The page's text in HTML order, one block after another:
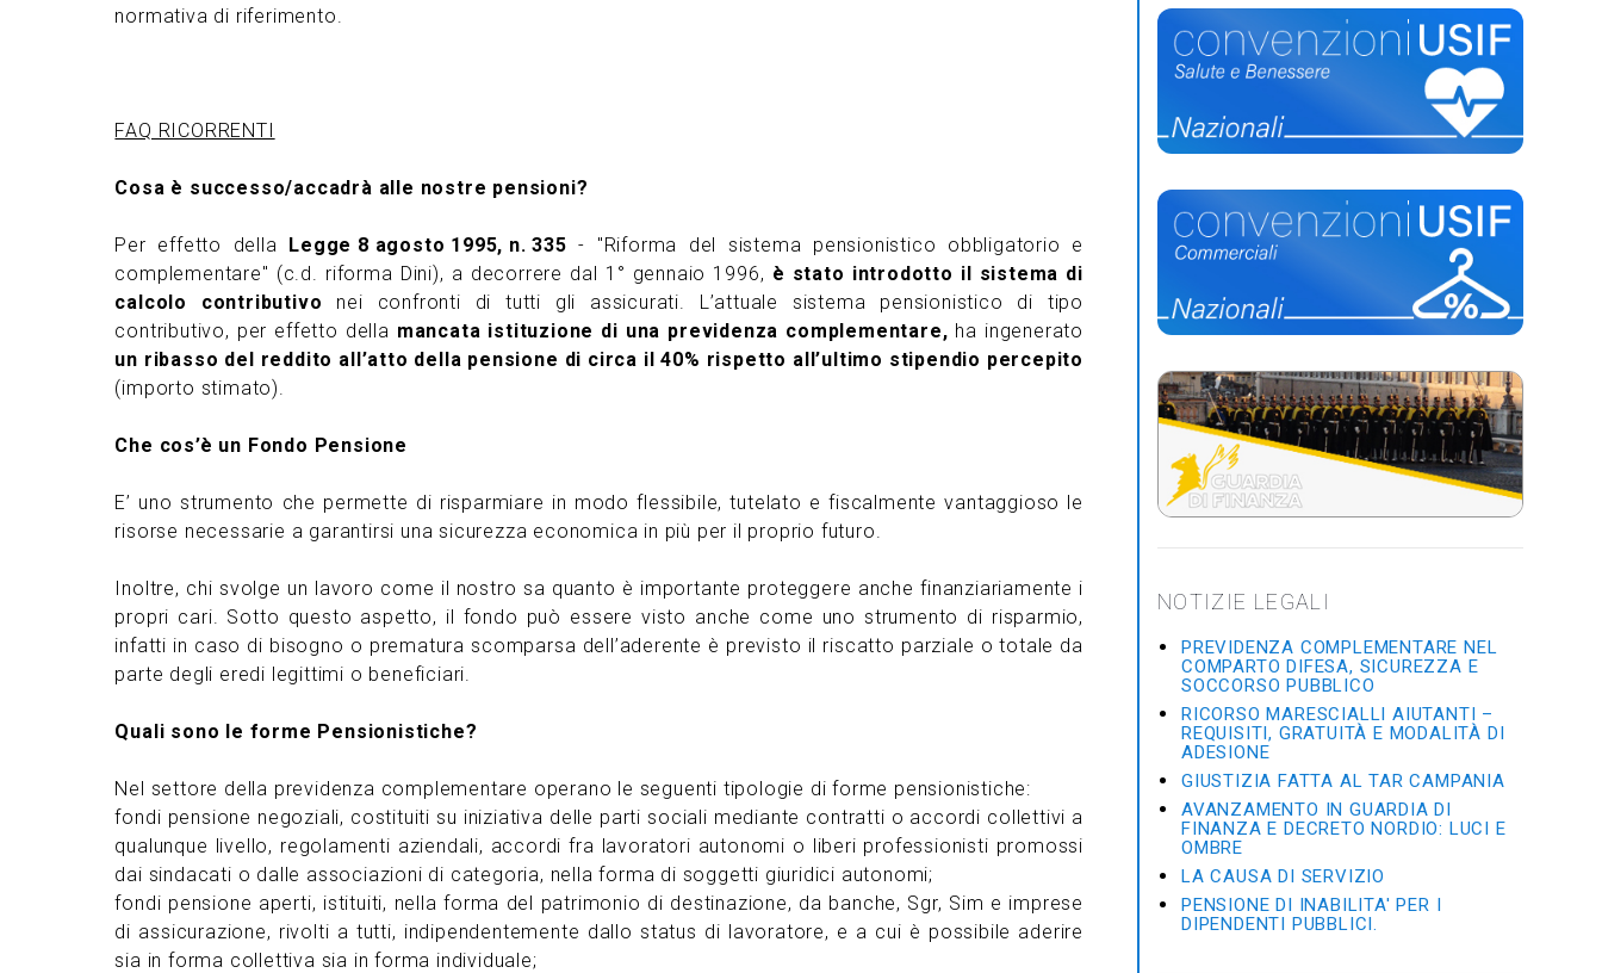
normativa di riferimento.
FAQ RICORRENTI
Cosa è successo/accadrà alle nostre pensioni?
Per effetto della Legge 8 agosto 1995, n. 335 - "Riforma del sistema pensionistico obbligatorio e
complementare" (c.d. riforma Dini), a decorrere dal 1° gennaio 1996, è stato introdotto il sistema di
calcolo contributivo nei confronti di tutti gli assicurati. L’attuale sistema pensionistico di tipo
contributivo, per effetto della mancata istituzione di una previdenza complementare, ha ingenerato
un ribasso del reddito all’atto della pensione di circa il 40% rispetto all’ultimo stipendio percepito
(importo stimato).
Che cos’è un Fondo Pensione
E’ uno strumento che permette di risparmiare in modo flessibile, tutelato e fiscalmente vantaggioso le
risorse necessarie a garantirsi una sicurezza economica in più per il proprio futuro.
Inoltre, chi svolge un lavoro come il nostro sa quanto è importante proteggere anche finanziariamente i
propri cari. Sotto questo aspetto, il fondo può essere visto anche come uno strumento di risparmio,
infatti in caso di bisogno o prematura scomparsa dell’aderente è previsto il riscatto parziale o totale da
parte degli eredi legittimi o beneficiari.
Quali sono le forme Pensionistiche?
Nel settore della previdenza complementare operano le seguenti tipologie di forme pensionistiche:
fondi pensione negoziali, costituiti su iniziativa delle parti sociali mediante contratti o accordi collettivi a
qualunque livello, regolamenti aziendali, accordi fra lavoratori autonomi o liberi professionisti promossi
dai sindacati o dalle associazioni di categoria, nella forma di soggetti giuridici autonomi;
fondi pensione aperti, istituiti, nella forma del patrimonio di destinazione, da banche, Sgr, Sim e imprese
di assicurazione, rivolti a tutti, indipendentemente dallo status di lavoratore, e a cui è possibile aderire
sia in forma collettiva sia in forma individuale;
NOTIZIE LEGALI
PREVIDENZA COMPLEMENTARE NEL
COMPARTO DIFESA, SICUREZZA E
SOCCORSO PUBBLICO
RICORSO MARESCIALLI AIUTANTI –
REQUISITI, GRATUITÀ E MODALITÀ DI
ADESIONE
GIUSTIZIA FATTA AL TAR CAMPANIA
AVANZAMENTO IN GUARDIA DI
FINANZA E DECRETO NORDIO: LUCI E
OMBRE
LA CAUSA DI SERVIZIO
PENSIONE DI INABILITA' PER I
DIPENDENTI PUBBLICI.